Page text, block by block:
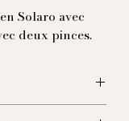
Solaro avec
deux pinces.